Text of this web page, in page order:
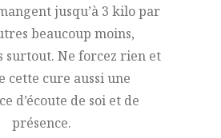
jusqu’à 3 kilo par
beaucoup moins,
surtout. Ne forcez rien et
cette cure aussi une
d’écoute de soi et de
présence.